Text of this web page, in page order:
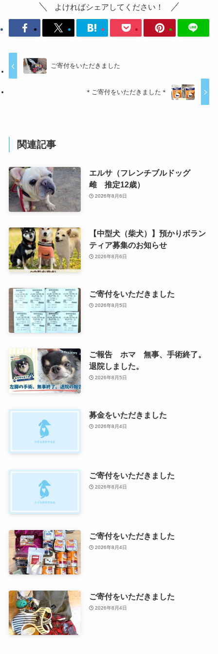
よければシェアしてください！
ご寄付をいただきました
＊ご寄付をいただきました＊
関連記事
エルサ（フレンチブルドッグ
雌 推定12歳）
2026年8月6日
【中型犬（柴犬）】預かりボラン
ティア募集のお知らせ
2026年8月6日
ご寄付をいただきました
2026年8月5日
ご報告 ホマ 無事、手術終了。
退院しました。
2026年8月5日
募金をいただきました
2026年8月4日
ご寄付をいただきました
2026年8月4日
ご寄付をいただきました
2026年8月4日
ご寄付をいただきました
2026年8月4日